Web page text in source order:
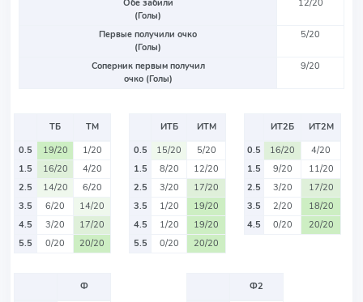
Обе забили
(Голы)
12/20
Первые получили очко
(Голы)
5/20
Соперник первым получил
очко (Голы)
9/20
ТБ
ТМ
0.5
19/20
1/20
1.5
16/20
4/20
2.5
14/20
6/20
3.5
6/20
14/20
4.5
3/20
17/20
5.5
0/20 20/20
ИТБ
ИТМ
0.5
15/20
5/20
1.5
8/20
12/20
2.5
3/20
17/20
3.5
1/20
19/20
4.5
1/20
19/20
5.5
0/20 20/20
ИТ2Б
ИТ2М
0.5
16/20
4/20
1.5
9/20
11/20
2.5
3/20
17/20
3.5
2/20
18/20
4.5
0/20 20/20
Ф
Ф2